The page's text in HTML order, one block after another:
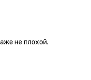
не плохой.